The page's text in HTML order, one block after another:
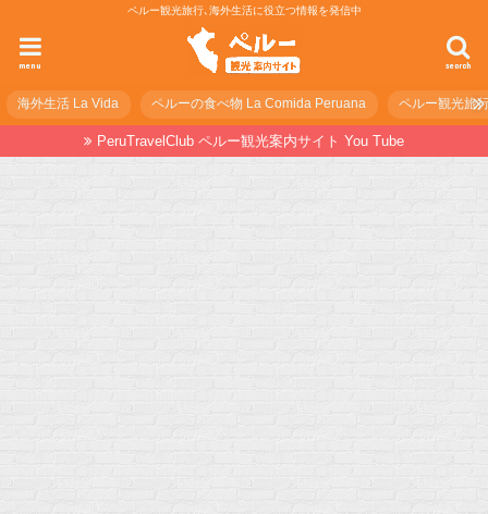
ペルー観光旅行､海外生活に役立つ情報を発信中
search
menu
海外生活 La Vida ペルーの食べ物 La Comida Peruana ペルー観光旅
PeruTravelClub ペルー観光案内サイト You Tube